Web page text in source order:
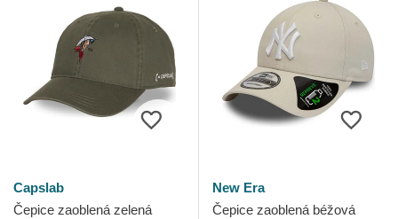
Capslab
Čepice zaoblená zelená
New Era
Čepice zaoblená béžová